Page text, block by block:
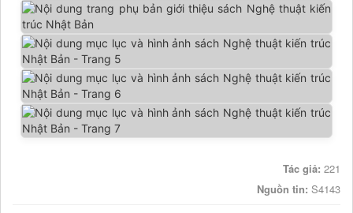
Tác giả: 221
Nguồn tin: S4143